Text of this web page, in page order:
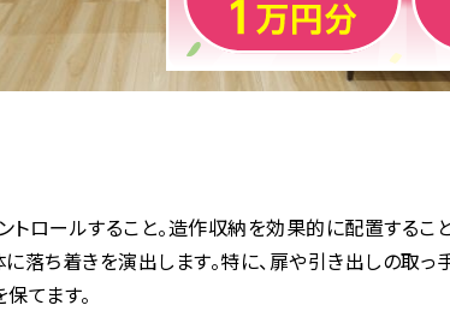
トロールすること。造作収納を効果的に配置するこ
落ち着きを演出します。特に、扉や引き出しの取っ
てます。